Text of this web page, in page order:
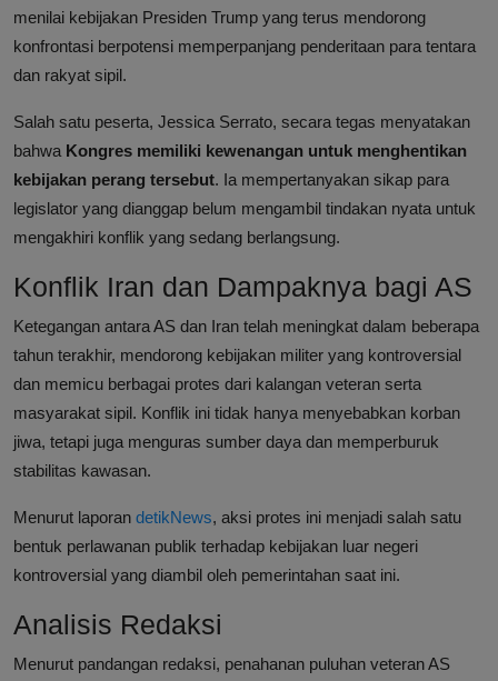
menilai kebijakan Presiden Trump yang terus mendorong
konfrontasi berpotensi memperpanjang penderitaan para tentara
dan rakyat sipil.
Salah satu peserta, Jessica Serrato, secara tegas menyatakan
bahwa Kongres memiliki kewenangan untuk menghentikan
kebijakan perang tersebut. Ia mempertanyakan sikap para
legislator yang dianggap belum mengambil tindakan nyata untuk
mengakhiri konflik yang sedang berlangsung.
Konflik Iran dan Dampaknya bagi AS
Ketegangan antara AS dan Iran telah meningkat dalam beberapa
tahun terakhir, mendorong kebijakan militer yang kontroversial
dan memicu berbagai protes dari kalangan veteran serta
masyarakat sipil. Konflik ini tidak hanya menyebabkan korban
jiwa, tetapi juga menguras sumber daya dan memperburuk
stabilitas kawasan.
Menurut laporan detikNews, aksi protes ini menjadi salah satu
bentuk perlawanan publik terhadap kebijakan luar negeri
kontroversial yang diambil oleh pemerintahan saat ini.
Analisis Redaksi
Menurut pandangan redaksi, penahanan puluhan veteran AS